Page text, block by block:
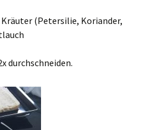
(Petersilie, Koriander,
durchschneiden.